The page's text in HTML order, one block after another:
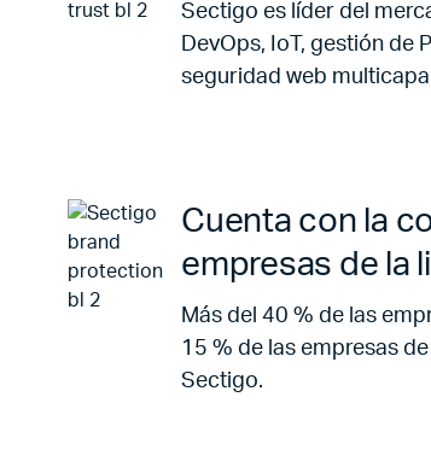
Sectigo es líder del
DevOps, IoT, gestión de
seguridad web
Cuenta con la
empresas de la
Más del 40 % de las
15 % de las empresas
Sectigo.